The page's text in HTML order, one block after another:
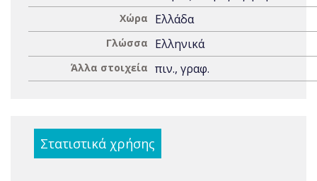
Χώρα Ελλάδα
Γλώσσα Ελληνικά
Άλλα στοιχεία πιν., γραφ.
Στατιστικά χρήσης